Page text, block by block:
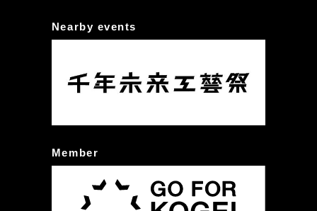
Nearby events
Member